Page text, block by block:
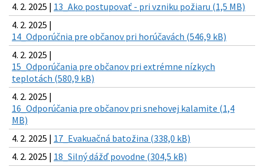
4. 2. 2025 | 13_Ako postupovať - pri vzniku požiaru (1,5 MB)
4. 2. 2025 |
14_Odporúčnia pre občanov pri horúčavách (546,9 kB)
4. 2. 2025 |
15_Odporúčania pre občanov pri extrémne nízkych
teplotách (580,9 kB)
4. 2. 2025 |
16_Odporúčania pre občanov pri snehovej kalamite (1,4
MB)
4. 2. 2025 | 17_Evakuačná batožina (338,0 kB)
4. 2. 2025 | 18_Silný dážď povodne (304,5 kB)